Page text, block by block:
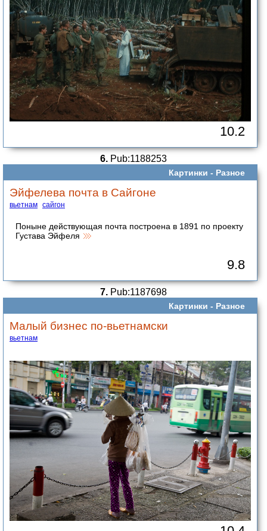
10.2
6. Pub:1188253
Картинки - Разное
Эйфелева почта в Сайгоне
вьетнам сайгон
Поныне действующая почта построена в 1891 по проекту
Густава Эйфеля
9.8
7. Pub:1187698
Картинки - Разное
Малый бизнес по-вьетнамски
вьетнам